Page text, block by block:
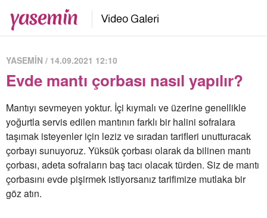
YASEMİN / 14.09.2021 12:10
Evde mantı çorbası nasıl yapılır?
Mantıyı sevmeyen yoktur. İçi kıymalı ve üzerine genellikle
yoğurtla servis edilen mantının farklı bir halini sofralara
taşımak isteyenler için leziz ve sıradan tarifleri unutturacak
çorbayı sunuyoruz. Yüksük çorbası olarak da bilinen mantı
çorbası, adeta sofraların baş tacı olacak türden. Siz de mantı
çorbasını evde pişirmek istiyorsanız tarifimize mutlaka bir
göz atın.